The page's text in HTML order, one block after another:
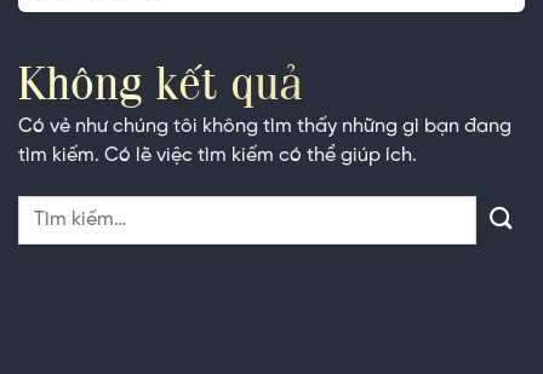
Không kết quả
Có vẻ như chúng tôi không tìm thấy những gì bạn đang
tìm kiếm. Có lẽ việc tìm kiếm có thể giúp ích.